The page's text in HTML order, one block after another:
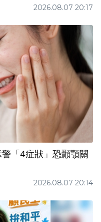
2026.08.07 20:17
「4症狀」恐顳顎關
2026.08.07 20:14